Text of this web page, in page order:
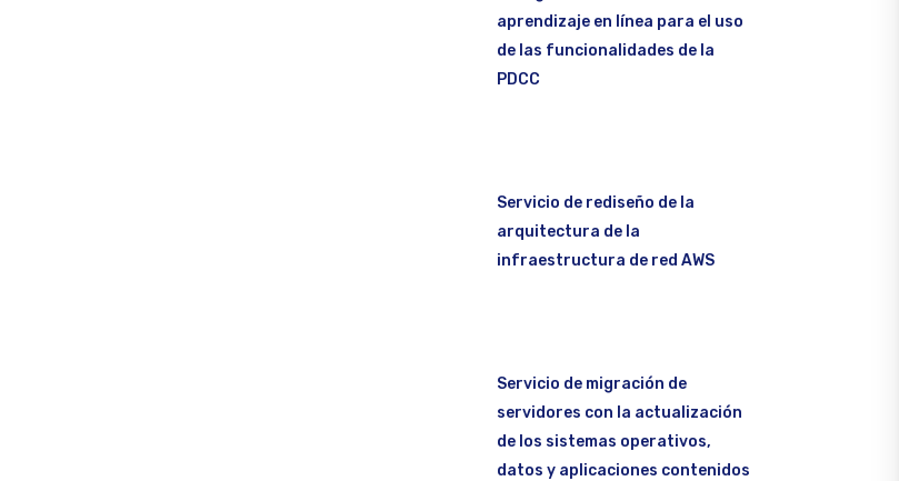
aprendizaje en línea para el uso
de las funcionalidades de la
PDCC
Servicio de rediseño de la
arquitectura de la
infraestructura de red AWS
Servicio de migración de
servidores con la actualización
de los sistemas operativos,
datos y aplicaciones contenidos